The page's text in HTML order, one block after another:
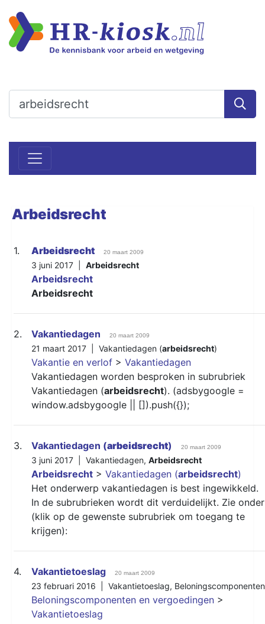
Arbeidsrecht
1. Arbeidsrecht 20 maart 2009
3 juni 2017 | Arbeidsrecht
Arbeidsrecht
Arbeidsrecht
2. Vakantiedagen 20 maart 2009
21 maart 2017 | Vakantiedagen (arbeidsrecht)
Vakantie en verlof > Vakantiedagen
Vakantiedagen worden besproken in subrubriek
Vakantiedagen (arbeidsrecht). (adsbygoogle =
window.adsbygoogle || []).push({});
3. Vakantiedagen (arbeidsrecht) 20 maart 2009
3 juni 2017 | Vakantiedagen, Arbeidsrecht
Arbeidsrecht > Vakantiedagen (arbeidsrecht)
Het onderwerp vakantiedagen is best ingewikkeld.
In de subrubrieken wordt dit verduidelijkt. Zie onder
(klik op de gewenste subrubriek om toegang te
krijgen):
4. Vakantietoeslag 20 maart 2009
23 februari 2016 | Vakantietoeslag, Beloningscomponenten
Beloningscomponenten en vergoedingen >
Vakantietoeslag